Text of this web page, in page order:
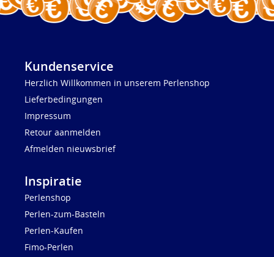
Kundenservice
Herzlich Willkommen in unserem Perlenshop
Lieferbedingungen
Impressum
Retour aanmelden
Afmelden nieuwsbrief
Inspiratie
Perlenshop
Perlen-zum-Basteln
Perlen-Kaufen
Fimo-Perlen